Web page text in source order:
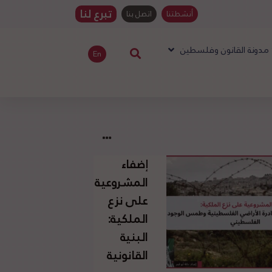
أنشطتنا اتصل بنا تبرع لنا
مدونة القانون وفلسطين En
إضفاء
المشروعية
على نزع
الملكية:
البنية
القانونية